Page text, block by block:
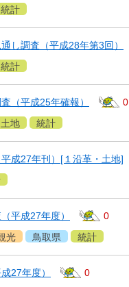
統計
し調査（平成28年第3回）
統計
（平成25年確報）
0
土地 統計
成27年刊）[１沿革・土地]
平成27年度）
0
光 鳥取県 統計
27年度）
0